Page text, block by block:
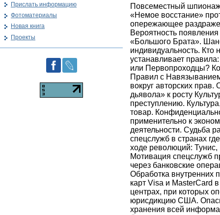
Повсеместный
«Немое восстание»
опережающее
Вероятность появления
«Большого Брата».
индивидуальность. Кто
устанавливает
или Первопроходцы?
Правил с
вокруг авторских
дьявола» к росту
преступлению.
товар.
применительно к
деятельности. Судьба
спецслужб в странах
ходе революций:
Мотивация спецслужб
через банковские
Обработка внутренних
карт Visa и MasterСard
центрах, при которых
юрисдикцию США.
хранения всей
Прислать информацию
Фотоматериалы
Новая книга
Проекты